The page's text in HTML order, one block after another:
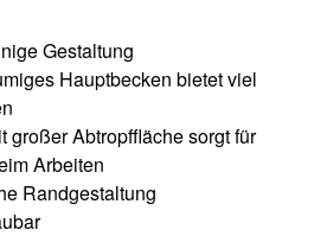
Gestaltung
Hauptbecken bietet viel
großer Abtropffläche sorgt für
Arbeiten
Randgestaltung